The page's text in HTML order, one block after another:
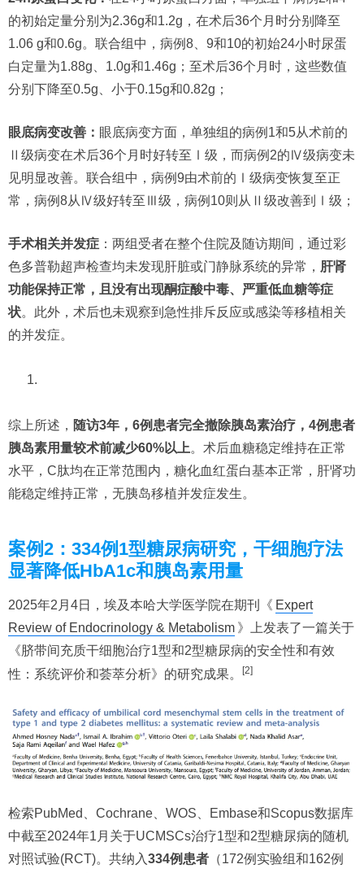
的初始定量分别为2.36g和1.2g，在术后36个月时分别降至
1.06 g和0.6g。联合组中，病例8、9和10的初始24小时尿蛋
白定量为1.88g、1.0g和1.46g；至术后36个月时，这些数值
分别下降至0.5g、小于0.15g和0.82g；
眼底病变改善： 眼底病变方面，单独组的病例1和5从术前的
Ⅱ级病变在术后36个月时好转至Ⅰ级，而病例2的Ⅳ级病变未
见明显改善。联合组中，病例9由术前的Ⅰ级病变恢复至正
常，病例8从Ⅳ级好转至Ⅲ级，病例10则从Ⅱ级改善到Ⅰ级；
手术相关并发症 ：两组受者在整个住院及随访期间，通过彩
色多普勒超声检查均未发现肝脏或门静脉系统的异常， 肝肾
功能保持正常，且没有出现酮症酸中毒、严重低血糖等症
状。此外，术后也未观察到急性排斥反应或感染等移植相关
的并发症。
综上所述， 随访3年，6例患者完全撤除胰岛素治疗，4例患者
胰岛素用量较术前减少60%以上。术后血糖稳定维持在正常
水平，C肽均在正常范围内，糖化血红蛋白基本正常，肝肾功
能稳定维持正常，无胰岛移植并发症发生。
案例2：334例1型糖尿病研究，干细胞疗法
显著降低HbA1c和胰岛素用量
2025年2月4日，埃及本哈大学医学院在期刊《 Expert
Review of Endocrinology & Metabolism 》上发表了一篇关于
《脐带间充质干细胞治疗1型和2型糖尿病的安全性和有效
性：系统评价和荟萃分析》的研究成果。
[2]
检索PubMed、Cochrane、WOS、Embase和Scopus数据库
中截至2024年1月关于UCMSCs治疗1型和2型糖尿病的随机
对照试验(RCT)。共纳入334例患者 （172例实验组和162例